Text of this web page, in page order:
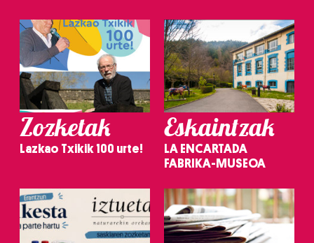
Zozketak
Lazkao Txikik 100 urte!
Eskaintzak
LA ENCARTADA
FABRIKA-MUSEOA